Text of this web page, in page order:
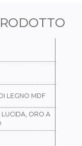
LEGNO MDF
LUCIDA, ORO A